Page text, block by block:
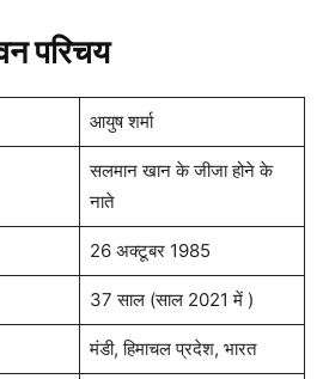
परिचय
आयुष शर्मा
सलमान खान के जीजा होने के
नाते
26 अक्टूबर 1985
37 साल (साल 2021 में )
मंडी, हिमाचल प्रदेश, भारत